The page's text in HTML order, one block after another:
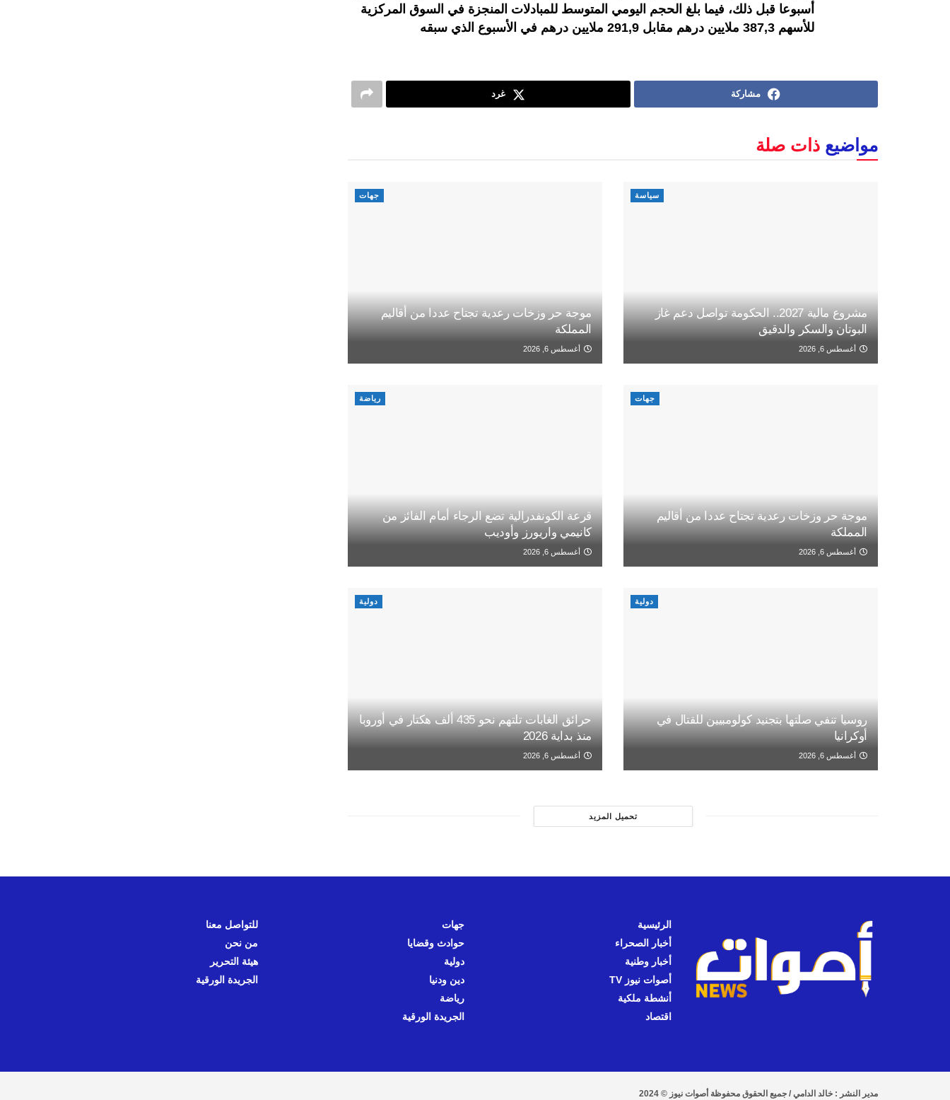
أسبوعا قبل ذلك، فيما بلغ الحجم اليومي المتوسط للمبادلات المنجزة في السوق المركزية
للأسهم 387,3 ملايين درهم مقابل 291,9 ملايين درهم في الأسبوع الذي سبقه
مشاركة غرد
مواضيع ذات صلة
سياسة
مشروع مالية 2027.. الحكومة تواصل دعم غاز
البوتان والسكر والدقيق
أغسطس 6, 2026
جهات
موجة حر وزخات رعدية تجتاح عددا من أقاليم
المملكة
أغسطس 6, 2026
جهات
موجة حر وزخات رعدية تجتاح عددا من أقاليم
المملكة
أغسطس 6, 2026
رياضة
قرعة الكونفدرالية تضع الرجاء أمام الفائز من
كانيمي واريورز وأوديب
أغسطس 6, 2026
دولية
روسيا تنفي صلتها بتجنيد كولومبيين للقتال في
أوكرانيا
أغسطس 6, 2026
دولية
حرائق الغابات تلتهم نحو 435 ألف هكتار في أوروبا
منذ بداية 2026
أغسطس 6, 2026
تحميل المزيد
الرئيسية
أخبار الصحراء
أخبار وطنية
أصوات نيوز TV
أنشطة ملكية
اقتصاد
جهات
حوادث وقضايا
دولية
دين ودنيا
رياضة
الجريدة الورقية
للتواصل معنا
من نحن
هيئة التحرير
الجريدة الورقية
مدير النشر : خالد الدامي / جميع الحقوق محفوظة أصوات نيوز © 2024